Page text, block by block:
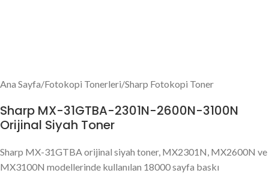
Ana Sayfa/Fotokopi Tonerleri/Sharp Fotokopi Toner
Sharp MX-31GTBA-2301N-2600N-3100N
Orijinal Siyah Toner
Sharp MX-31GTBA orijinal siyah toner, MX2301N, MX2600N ve
MX3100N modellerinde kullanılan 18000 sayfa baskı